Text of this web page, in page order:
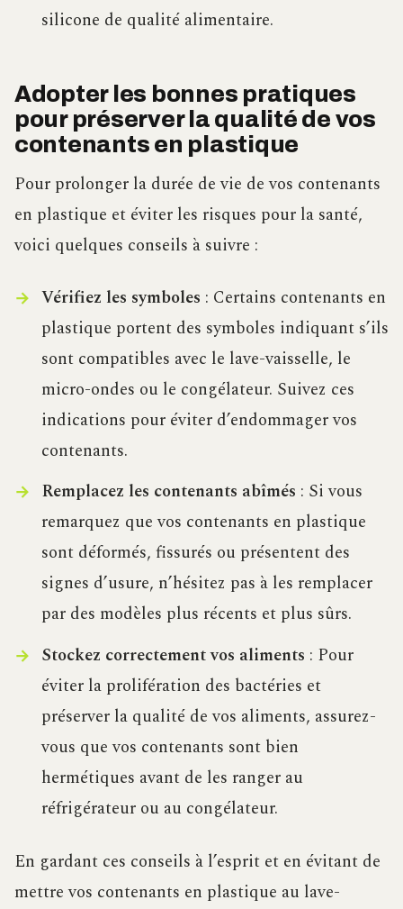
silicone de qualité alimentaire.
Adopter les bonnes pratiques
pour préserver la qualité de vos
contenants en plastique
Pour prolonger la durée de vie de vos contenants
en plastique et éviter les risques pour la santé,
voici quelques conseils à suivre :
Vérifiez les symboles : Certains contenants en
plastique portent des symboles indiquant s’ils
sont compatibles avec le lave-vaisselle, le
micro-ondes ou le congélateur. Suivez ces
indications pour éviter d’endommager vos
contenants.
Remplacez les contenants abîmés : Si vous
remarquez que vos contenants en plastique
sont déformés, fissurés ou présentent des
signes d’usure, n’hésitez pas à les remplacer
par des modèles plus récents et plus sûrs.
Stockez correctement vos aliments : Pour
éviter la prolifération des bactéries et
préserver la qualité de vos aliments, assurez-
vous que vos contenants sont bien
hermétiques avant de les ranger au
réfrigérateur ou au congélateur.
En gardant ces conseils à l’esprit et en évitant de
mettre vos contenants en plastique au lave-